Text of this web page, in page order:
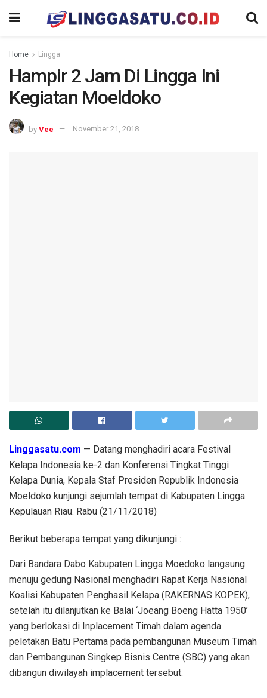
Home Lingga
Hampir 2 Jam Di Lingga Ini
Kegiatan Moeldoko
by Vee November 21, 2018
Linggasatu.com — Datang menghadiri acara Festival
Kelapa Indonesia ke-2 dan Konferensi Tingkat Tinggi
Kelapa Dunia, Kepala Staf Presiden Republik Indonesia
Moeldoko kunjungi sejumlah tempat di Kabupaten Lingga
Kepulauan Riau. Rabu (21/11/2018)
Berikut beberapa tempat yang dikunjungi :
Dari Bandara Dabo Kabupaten Lingga Moedoko langsung
menuju gedung Nasional menghadiri Rapat Kerja Nasional
Koalisi Kabupaten Penghasil Kelapa (RAKERNAS KOPEK),
setelah itu dilanjutkan ke Balai ‘Joeang Boeng Hatta 1950’
yang berlokasi di Inplacement Timah dalam agenda
peletakan Batu Pertama pada pembangunan Museum Timah
dan Pembangunan Singkep Bisnis Centre (SBC) yang akan
dibangun diwilayah implacement tersebut.